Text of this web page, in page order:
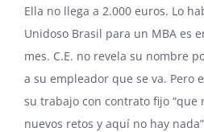
Ella no llega a 2.000 euros. Lo
Unidoso Brasil para un MBA es
mes. C.E. no revela su nombre
a su empleador que se va. Pero
su trabajo con contrato fijo
nuevos retos y aquí no hay